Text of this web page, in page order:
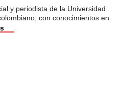
y periodista de la Universidad
con conocimientos en